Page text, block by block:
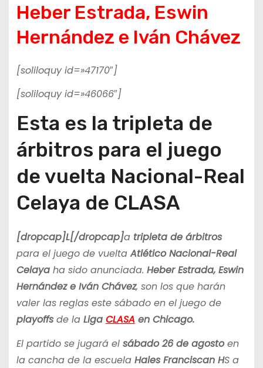
Heber Estrada, Eswin
Hernández e Iván Chávez
[soliloquy id=»47170″]
[soliloquy id=»46066″]
Esta es la tripleta de
árbitros para el juego
de vuelta Nacional-Real
Celaya de CLASA
[dropcap]L[/dropcap]a tripleta de árbitros
para el juego de vueltaAtlético Nacional-Real
Celayaha sido anunciada. Heber Estrada, Eswin
Hernández e Iván Chávez, son los que harán
valer las reglas este sábado en el juego de
playoffsde la Liga CLASA en Chicago.
El partido se jugará el sábado 26 de agostoen
la cancha de la escuela Hales Franciscan HS a